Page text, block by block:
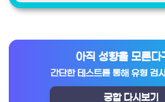
아직 성향을 모른다
간단한 테스트를 통해 유형 검
궁합 다시보기